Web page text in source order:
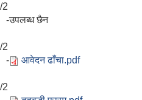
2
-उपलब्ध छैन
2
-
आवेदन ढाँचा.pdf
2